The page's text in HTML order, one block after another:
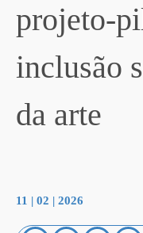
projeto-
inclusão
da arte
11 | 02 | 2026